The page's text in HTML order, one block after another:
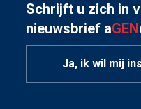
Schrijft u zich in
nieuwsbrief aGEN
Ja, ik wil mij